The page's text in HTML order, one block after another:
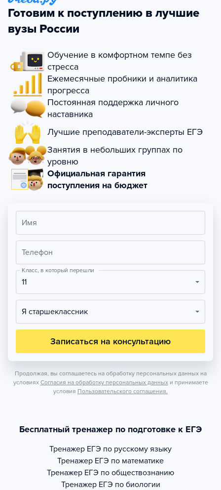
Готовим к поступлению в лучшие
вузы России
Обучение в комфортном темпе без
стресса
Ежемесячные пробники и аналитика
прогресса
Постоянная поддержка личного
наставника
Лучшие преподаватели-эксперты ЕГЭ
Занятия в небольших группах по
уровню
Официальная гарантия
поступления на бюджет
Имя
Телефон
Класс, в который перешли
11
Я старшеклассник
Записаться на консультацию
Продолжая, вы соглашаетесь на обработку персональных данных на
условиях Согласия на обработку персональных данных и принимаете
условия Пользовательского соглашения.
Бесплатный тренажер по подготовке к ЕГЭ
Тренажер ЕГЭ по русскому языку
Тренажер ЕГЭ по математике
Тренажер ЕГЭ по обществознанию
Тренажер ЕГЭ по биологии